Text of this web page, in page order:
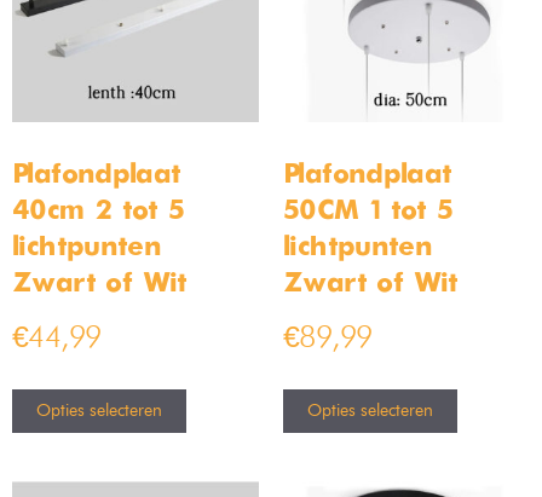
Plafondplaat
40cm 2 tot 5
lichtpunten –
Zwart of Wit
€44,99
Opties selecteren
Plafondplaat
50CM 1 tot 5
lichtpunten –
Zwart of Wit
€89,99
Opties selecteren